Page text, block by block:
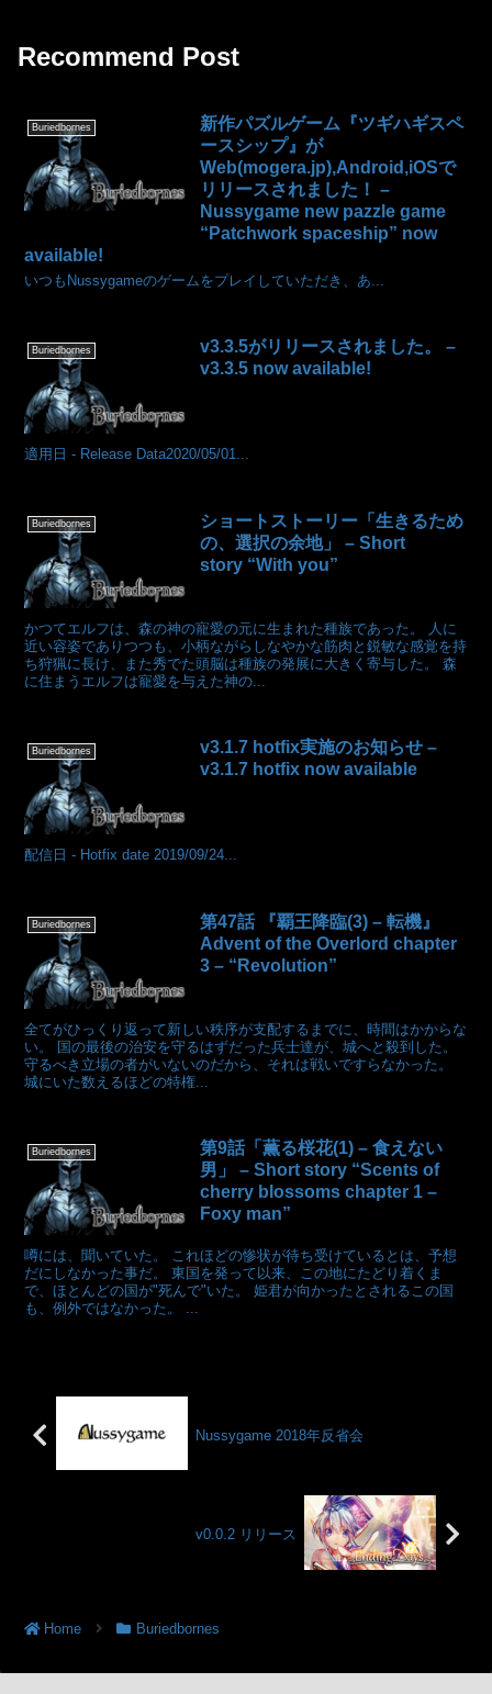
Recommend Post
Buriedbornes
新作パズルゲーム『ツギハギスペ
ースシップ』が
Web(mogera.jp),Android,iOSで
リリースされました！ –
Nussygame new pazzle game
“Patchwork spaceship” now
available!
いつもNussygameのゲームをプレイしていただき、あ...
Buriedbornes
v3.3.5がリリースされました。 –
v3.3.5 now available!
適用日 - Release Data2020/05/01...
Buriedbornes
ショートストーリー「生きるため
の、選択の余地」 – Short
story “With you”
かつてエルフは、森の神の寵愛の元に生まれた種族であった。 人に
近い容姿でありつつも、小柄ながらしなやかな筋肉と鋭敏な感覚を持
ち狩猟に長け、また秀でた頭脳は種族の発展に大きく寄与した。 森
に住まうエルフは寵愛を与えた神の...
Buriedbornes
v3.1.7 hotfix実施のお知らせ –
v3.1.7 hotfix now available
配信日 - Hotfix date 2019/09/24...
Buriedbornes
第47話 『覇王降臨(3) – 転機』
Advent of the Overlord chapter
3 – “Revolution”
全てがひっくり返って新しい秩序が支配するまでに、時間はかからな
い。 国の最後の治安を守るはずだった兵士達が、城へと殺到した。
守るべき立場の者がいないのだから、それは戦いですらなかった。
城にいた数えるほどの特権...
Buriedbornes
第9話「薫る桜花(1) – 食えない
男」 – Short story “Scents of
cherry blossoms chapter 1 –
Foxy man”
噂には、聞いていた。 これほどの惨状が待ち受けているとは、予想
だにしなかった事だ。 東国を発って以来、この地にたどり着くま
で、ほとんどの国が"死んで"いた。 姫君が向かったとされるこの国
も、例外ではなかった。 ...
Nussygame 2018年反省会
v0.0.2 リリース
Home Buriedbornes